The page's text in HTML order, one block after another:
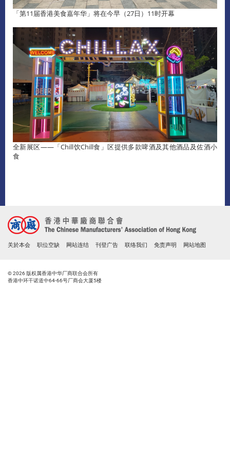
「第11届香港美食嘉年华」将在今早（27日）11时开幕
全新展区——「Chill饮Chill食」区提供多款啤酒及其他酒品及佐酒小
食
关於本会 职位空缺 网站连结 刊登广告 联络我们 免责声明 网站地图
© 2026 版权属香港中华厂商联合会所有
香港中环干诺道中64-66号厂商会大厦5楼